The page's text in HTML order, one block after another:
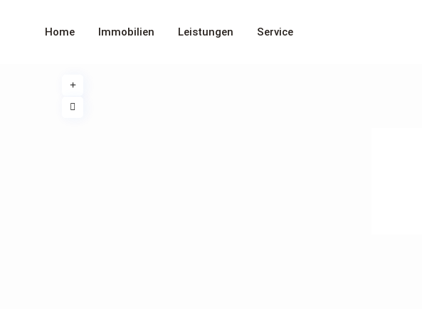
Home Immobilien Leistungen Service